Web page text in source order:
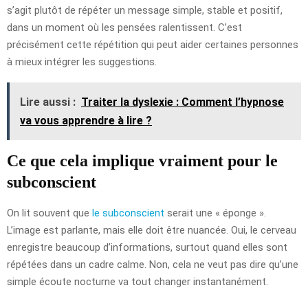
s’agit plutôt de répéter un message simple, stable et positif,
dans un moment où les pensées ralentissent. C’est
précisément cette répétition qui peut aider certaines personnes
à mieux intégrer les suggestions.
Lire aussi : Traiter la dyslexie : Comment l’hypnose
va vous apprendre à lire ?
Ce que cela implique vraiment pour le
subconscient
On lit souvent que le subconscient serait une « éponge ».
L’image est parlante, mais elle doit être nuancée. Oui, le cerveau
enregistre beaucoup d’informations, surtout quand elles sont
répétées dans un cadre calme. Non, cela ne veut pas dire qu’une
simple écoute nocturne va tout changer instantanément.